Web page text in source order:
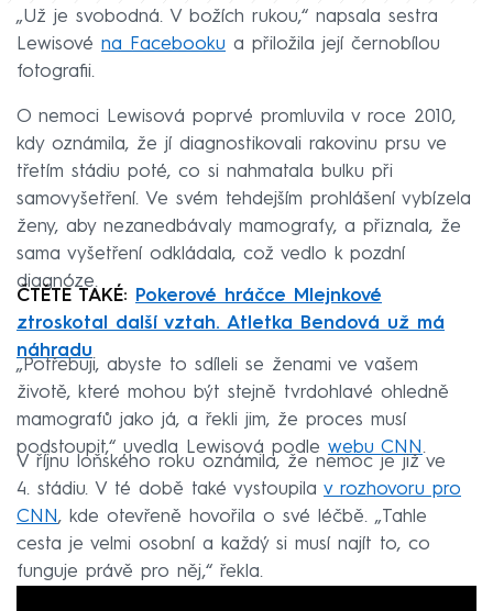
„Už je svobodná. V božích rukou,“ napsala sestra
Lewisové na Facebooku a přiložila její černobílou
fotografii.
O nemoci Lewisová poprvé promluvila v roce 2010,
kdy oznámila, že jí diagnostikovali rakovinu prsu ve
třetím stádiu poté, co si nahmatala bulku při
samovyšetření. Ve svém tehdejším prohlášení vybízela
ženy, aby nezanedbávaly mamografy, a přiznala, že
sama vyšetření odkládala, což vedlo k pozdní
diagnóze.
ČTĚTE TAKÉ: Pokerové hráčce Mlejnkové
ztroskotal další vztah. Atletka Bendová už má
náhradu
„Potřebuji, abyste to sdíleli se ženami ve vašem
životě, které mohou být stejně tvrdohlavé ohledně
mamografů jako já, a řekli jim, že proces musí
podstoupit,“ uvedla Lewisová podle webu CNN.
V říjnu loňského roku oznámila, že nemoc je již ve
4. stádiu. V té době také vystoupila v rozhovoru pro
CNN, kde otevřeně hovořila o své léčbě. „Tahle
cesta je velmi osobní a každý si musí najít to, co
funguje právě pro něj,“ řekla.